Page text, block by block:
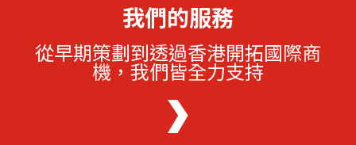
我們的服務
從早期策劃到透過香港開拓國際商
機，我們皆全力支持